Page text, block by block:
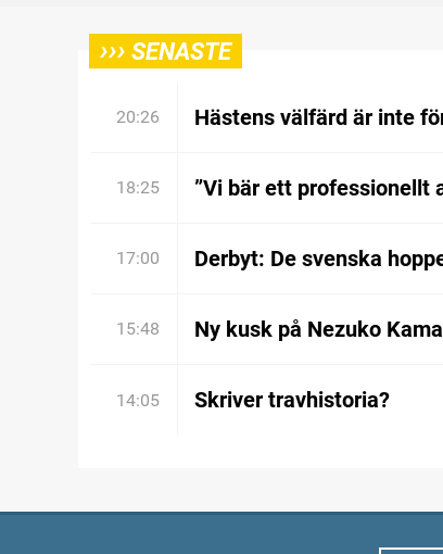
››› SENASTE
20:26 Hästens välfärd är inte
18:25 ”Vi bär ett professionellt
17:00 Derbyt: De svenska
15:48 Ny kusk på Nezuko
14:05 Skriver travhistoria?